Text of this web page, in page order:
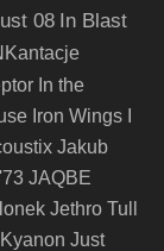
08 In Blast
In the
Iron Wings
Jakub
JAQBE
Jethro Tull
Just